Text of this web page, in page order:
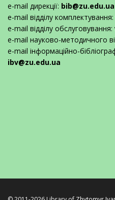
e-mail дирекції: bib@zu.edu.ua
e-mail відділу комплектування:
e-mail відділу обслуговування:
e-mail науково-методичного
e-mail інформаційно-
ibv@zu.edu.ua